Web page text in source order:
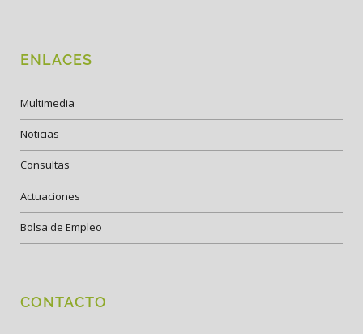
ENLACES
Multimedia
Noticias
Consultas
Actuaciones
Bolsa de Empleo
CONTACTO